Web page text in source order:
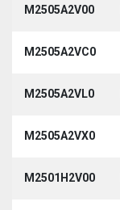
M2505A2V00
M2505A2VC0
M2505A2VL0
M2505A2VX0
M2501H2V00